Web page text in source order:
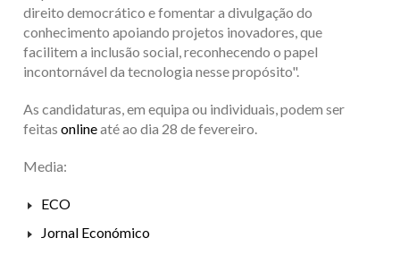
direito democrático e fomentar a divulgação do
conhecimento apoiando projetos inovadores, que
facilitem a inclusão social, reconhecendo o papel
incontornável da tecnologia nesse propósito".
As candidaturas, em equipa ou individuais, podem ser
feitas onlineaté ao dia 28 de fevereiro.
Media:
ECO
Jornal Económico